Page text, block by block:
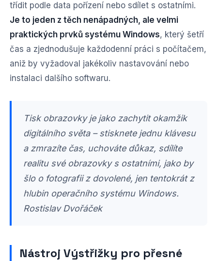
třídit podle data pořízení nebo sdílet s ostatními.
Je to jeden z těch nenápadných, ale velmi
praktických prvků systému Windows, který šetří
čas a zjednodušuje každodenní práci s počítačem,
aniž by vyžadoval jakékoliv nastavování nebo
instalaci dalšího softwaru.
Tisk obrazovky je jako zachytit okamžik
digitálního světa – stisknete jednu klávesu
a zmrazíte čas, uchováte důkaz, sdílíte
realitu své obrazovky s ostatními, jako by
šlo o fotografii z dovolené, jen tentokrát z
hlubin operačního systému Windows.
Rostislav Dvořáček
Nástroj Výstřižky pro přesné